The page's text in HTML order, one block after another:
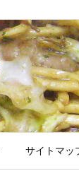
サイトマッ